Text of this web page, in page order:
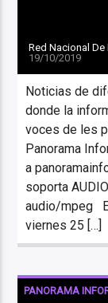
Red Nacional
19/10/2019
Noticias de
donde la
voces de les
Panorama
a
soporta
audio/mpeg
viernes 25 […]
PANORAMA